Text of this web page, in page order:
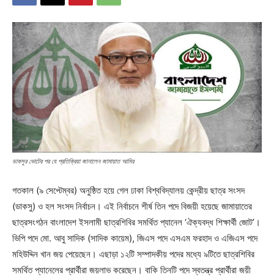
ডাকসুর ভোটের পর যে প্রতিক্রিয়া জানালেন জামায়াত আমির
গতকাল (৯ সেপ্টেম্বর) অনুষ্ঠিত হয়ে গেল ঢাকা বিশ্ববিদ্যালয় কেন্দ্রীয় ছাত্র সংসদ
(ডাকসু) ও হল সংসদ নির্বাচন। এই নির্বাচনে শীর্ষ তিন পদে বিজয়ী হয়েছে জামায়াতের
ছাত্রসংগঠন বাংলাদেশ ইসলামী ছাত্রশিবির সমর্থিত প্যানেল ‘ঐক্যবদ্ধ শিক্ষার্থী জোট’।
ভিপি পদে মো. আবু সাদিক (সাদিক কায়েম), জিএস পদে এসএম ফরহাদ ও এজিএস পদে
মহিউদ্দিন খান জয় পেয়েছেন। এছাড়া ১২টি সম্পাদকীয় পদের মধ্যে ৯টিতে ছাত্রশিবির
সমর্থিত প্যানেলের প্রার্থীরা জয়লাভ করেছেন। বাকি তিনটি পদে স্বতন্ত্র প্রার্থীরা জয়ী